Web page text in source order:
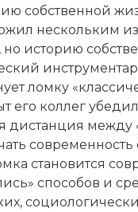
собственной
нескольким
но историю
ломку
его коллег
дистанция между
современность
становится
способов и